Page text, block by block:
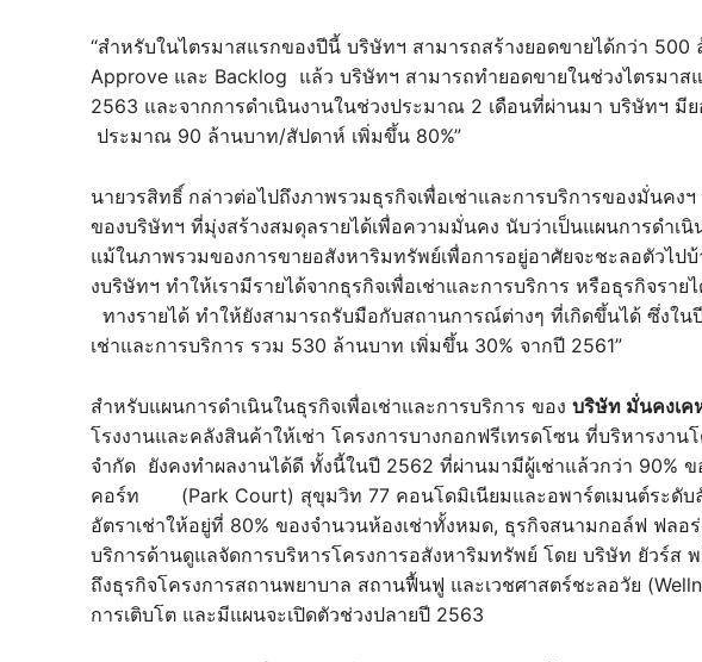
“สำหรับในไตรมาสแรกของปีนี้ บริษัทฯ สามารถสร้างยอดขายได้กว่า
Approve และ Backlog แล้ว บริษัทฯ สามารถทำยอดขายในช่วงไตรมาส
2563 และจากการดำเนินงานในช่วงประมาณ 2 เดือนที่ผ่านมา บริษัทฯ มี
ประมาณ 90 ล้านบาท/สัปดาห์ เพิ่มขึ้น 80%”
นายวรสิทธิ์ กล่าวต่อไปถึงภาพรวมธุรกิจเพื่อเช่าและการบริการของมั่นคงฯ
ของบริษัทฯ ที่มุ่งสร้างสมดุลรายได้เพื่อความมั่นคง นับว่าเป็นแผนก
แม้ในภาพรวมของการขายอสังหาริมทรัพย์เพื่อการอยู่อาศัยจะชะลอตัวไป
งบริษัทฯ ทำให้เรามีรายได้จากธุรกิจเพื่อเช่าและการบริการ หรือธุรกิจรา
ทางรายได้ ทำให้ยังสามารถรับมือกับสถานการณ์ต่างๆ ที่เกิดขึ้นได้ ซึ่งใ
เช่าและการบริการ รวม 530 ล้านบาท เพิ่มขึ้น 30% จากปี 2561”
สำหรับแผนการดำเนินในธุรกิจเพื่อเช่าและการบริการ ของ บริษัท มั่นคงเค
โรงงานและคลังสินค้าให้เช่า โครงการบางกอกฟรีเทรดโซน ที่บริหารงาน
จำกัด ยังคงทำผลงานได้ดี ทั้งนี้ในปี 2562 ที่ผ่านมามีผู้เช่าแล้วกว่า 90%
คอร์ท (Park Court) สุขุมวิท 77 คอนโดมิเนียมและอพาร์ตเมนต์ระดับลั
อัตราเช่าให้อยู่ที่ 80% ของจำนวนห้องเช่าทั้งหมด, ธุรกิจสนามกอล์ฟ ฟล
บริการด้านดูแลจัดการบริหารโครงการอสังหาริมทรัพย์ โดย บริษัท ยัวร์ส
ถึงธุรกิจโครงการสถานพยาบาล สถานฟื้นฟู และเวชศาสตร์ชะลอวัย
การเติบโต และมีแผนจะเปิดตัวช่วงปลายปี 2563